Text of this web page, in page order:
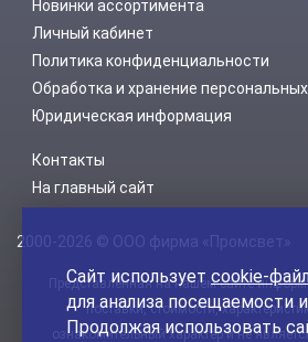
Новинки ассортимента
Личный кабинет
Политика конфиденциальности
Обработка и хранение
Юридическая информация
Контакты
На главный сайт
2000-2026 © ООО фирма «Промсвет»
Представленная на нашем сайте
поставки, стоимости,
ознакомительный характер и не
Сайт используетcookie-
для анализа посещаемости
Продолжая использовать